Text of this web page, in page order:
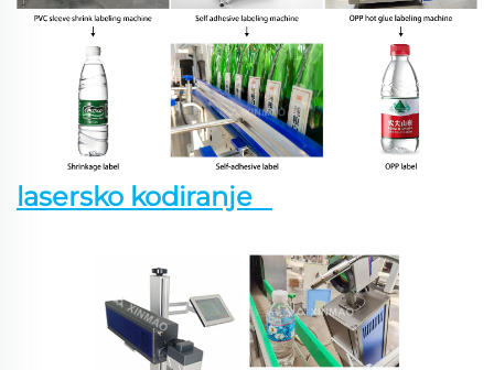
lasersko kodiranje